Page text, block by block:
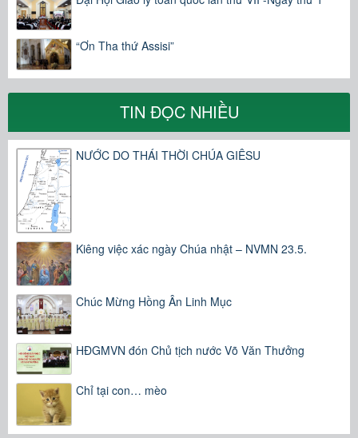
“Ơn Tha thứ Assisi”
TIN ĐỌC NHIỀU
NƯỚC DO THÁI THỜI CHÚA GIÊSU
Kiêng việc xác ngày Chúa nhật – NVMN 23.5.
Chúc Mừng Hồng Ân Linh Mục
HĐGMVN đón Chủ tịch nước Võ Văn Thưởng
Chỉ tại con… mèo